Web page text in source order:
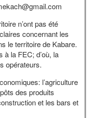
n’ont pas été
concernant les
le territoire de Kabare.
la FEC; d’où, la
opérateurs.
l’agriculture
des produits
et les bars et